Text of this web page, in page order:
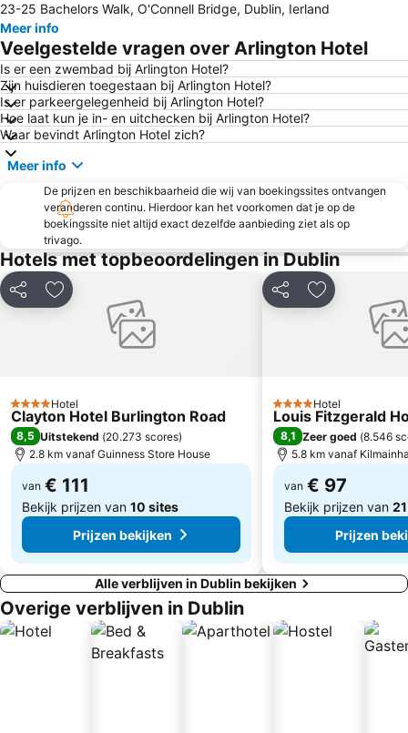
Dublin Castle
Trinity College Library
The Convention Centre Dublin
Dublin Zoo
RDS Dublin
Ballsbridge
Dublin Connolly Station
Ranelagh
Vicar St
St. James's Hospital
Docklands
Phibsborough
Malahide Castle
Merrion Square
Dundrum Town Centre
Saint Patrick's Cathedral
CitySightseeing Dublin
Drumcondra
Whitehall
Nancy Hands
Marlay Park
Leopardstown Racecourse
Tayto Park
Howth Marina
Hill of Tara
The Curragh Racecourse
Dalkey Book Festival
Bloom In The Park
The Iveagh Gardens
Kilmainham Gaol
23-25 Bachelors Walk, O'Connell Bridge, Dublin, Ierland
Meer info
Veelgestelde vragen over Arlington Hotel
Is er een zwembad bij Arlington Hotel?
Zijn huisdieren toegestaan bij Arlington Hotel?
Is er parkeergelegenheid bij Arlington Hotel?
Hoe laat kun je in- en uitchecken bij Arlington Hotel?
Waar bevindt Arlington Hotel zich?
Meer info
De prijzen en beschikbaarheid die wij van boekingssites ontvangen
veranderen continu. Hierdoor kan het voorkomen dat je op de
boekingssite niet altijd exact dezelfde aanbieding ziet als op
trivago.
Hotels met topbeoordelingen in Dublin
Delen Toevoegen aan favorieten
4 SterrenHotel
Clayton Hotel Burlington Road
8,5 Uitstekend (20.273 scores)
2.8 km vanaf Guinness Store House
van € 111
Bekijk prijzen van 10 sites
Prijzen bekijken
Delen Toevoegen
4 SterrenHotel
Louis Fitzgerald
8,1 Zeer goed (8.546
5.8 km vanaf
van € 97
Bekijk prijzen van
Prijzen
Alle verblijven in Dublin bekijken
Overige verblijven in Dublin